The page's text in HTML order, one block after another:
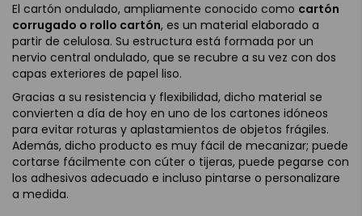
El cartón ondulado, ampliamente conocido como cartón
corrugado o rollo cartón, es un material elaborado a
partir de celulosa. Su estructura está formada por un
nervio central ondulado, que se recubre a su vez con dos
capas exteriores de papel liso.
Gracias a su resistencia y flexibilidad, dicho material se
convierten a día de hoy en uno de los cartones idóneos
para evitar roturas y aplastamientos de objetos frágiles.
Además, dicho producto es muy fácil de mecanizar; puede
cortarse fácilmente con cúter o tijeras, puede pegarse con
los adhesivos adecuado e incluso pintarse o personalizare
a medida.